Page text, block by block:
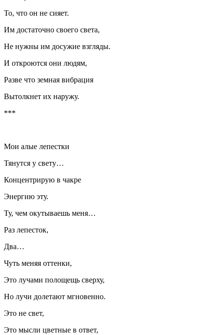
То, что он не сияет.
Им достаточно своего света,
Не нужны им досужие взгляды.
И откроются они людям,
Разве что земная вибрация
Вытолкнет их наружу.
***
Мои алые лепестки
Тянутся у свету…
Концентрирую в чакре
Энергию эту.
Ту, чем окутываешь меня…
Раз лепесток,
Два…
Чуть меняя оттенки,
Это лучами полощещь сверху,
Но лучи долетают мгновенно.
Это не свет,
Это мысли цветные в ответ,